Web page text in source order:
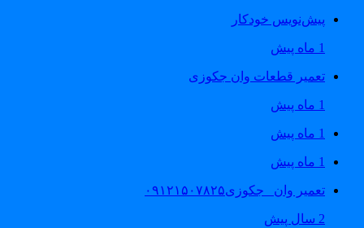
پیش‌نویس خودکار
1 ماه پیش
تعمیر قطعات وان جکوزی
1 ماه پیش
1 ماه پیش
1 ماه پیش
تعمیر وان _جکوزی۰۹۱۲۱۵۰۷۸۲۵
2 سال پیش